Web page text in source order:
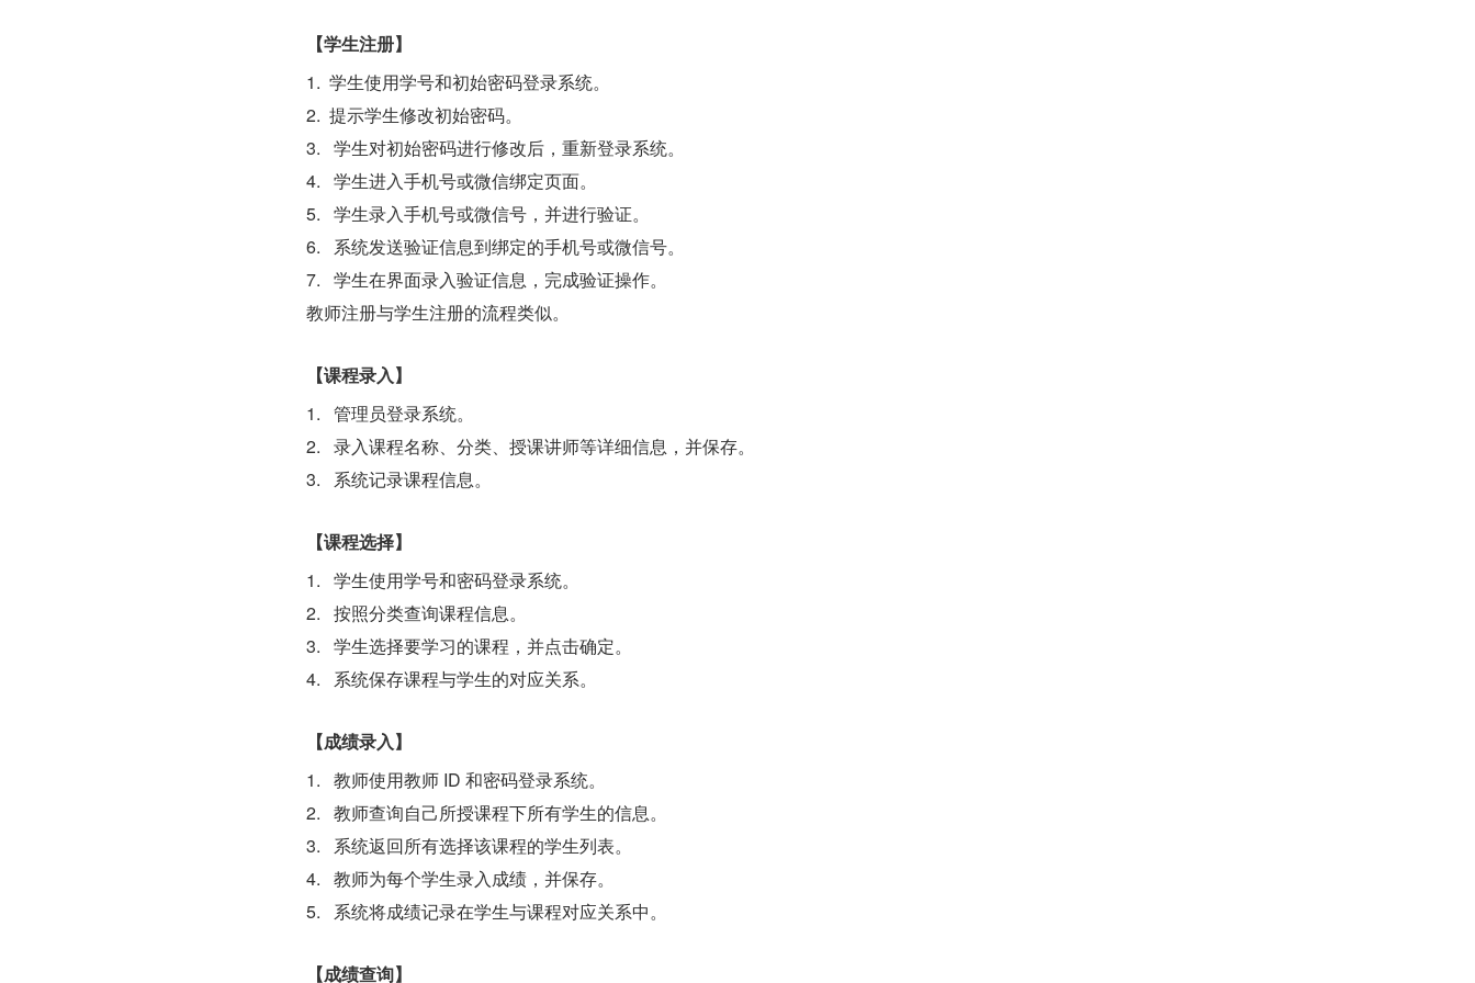
【学生注册】
1.  学生使用学号和初始密码登录系统。
2.  提示学生修改初始密码。
3.   学生对初始密码进行修改后，重新登录系统。
4.   学生进入手机号或微信绑定页面。
5.   学生录入手机号或微信号，并进行验证。
6.   系统发送验证信息到绑定的手机号或微信号。
7.   学生在界面录入验证信息，完成验证操作。
教师注册与学生注册的流程类似。
【课程录入】
1.   管理员登录系统。
2.   录入课程名称、分类、授课讲师等详细信息，并保存。
3.   系统记录课程信息。
【课程选择】
1.   学生使用学号和密码登录系统。
2.   按照分类查询课程信息。
3.   学生选择要学习的课程，并点击确定。
4.   系统保存课程与学生的对应关系。
【成绩录入】
1.   教师使用教师 ID 和密码登录系统。
2.   教师查询自己所授课程下所有学生的信息。
3.   系统返回所有选择该课程的学生列表。
4.   教师为每个学生录入成绩，并保存。
5.   系统将成绩记录在学生与课程对应关系中。
【成绩查询】